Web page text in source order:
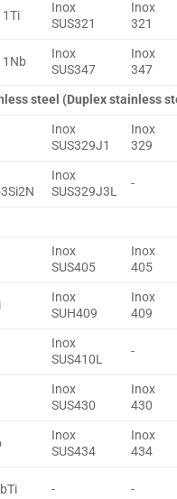
Inox
SUS321
Inox
321
Inox
SUS347
Inox
347
steel (Duplex stainless
Inox
SUS329J1
Inox
329
Inox
SUS329J3L
-
Inox
SUS405
Inox
405
Inox
SUH409
Inox
409
Inox
SUS410L
-
Inox
SUS430
Inox
430
Inox
SUS434
Inox
434
- -